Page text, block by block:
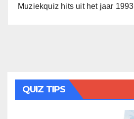
Muziekquiz hits uit het jaar 1993
QUIZ TIPS